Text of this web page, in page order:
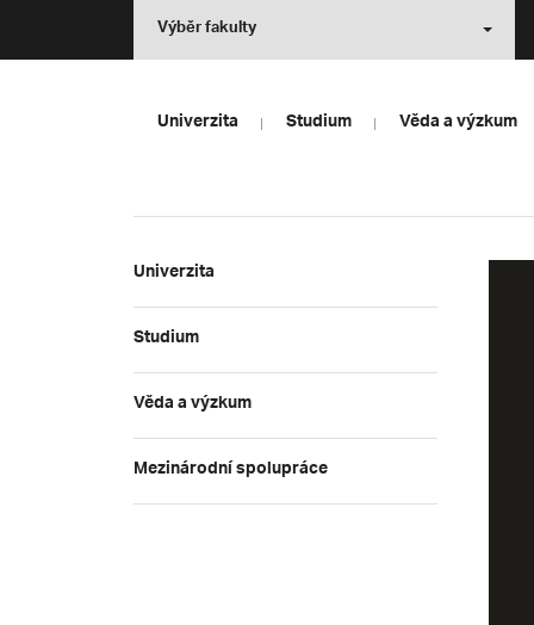
Výběr fakulty
Univerzita Studium Věda a výzkum
Univerzita
Studium
Věda a výzkum
Mezinárodní spolupráce